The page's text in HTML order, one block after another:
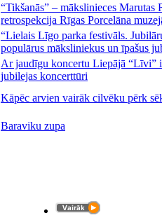
“Tikšanās” – mākslinieces Marutas
retrospekcija Rīgas Porcelāna
“Lielais Līgo parka festivāls.
populārus māksliniekus un īpašus
Ar jaudīgu koncertu Liepājā “Līvi”
jubilejas koncerttūri
Kāpēc arvien vairāk cilvēku pērk
Baraviku zupa